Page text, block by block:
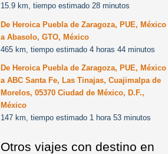
15.9 km, tiempo estimado 28 minutos
De Heroica Puebla de Zaragoza, PUE, México
a Abasolo, GTO, México
465 km, tiempo estimado 4 horas 44 minutos
De Heroica Puebla de Zaragoza, PUE, México
a ABC Santa Fe, Las Tinajas, Cuajimalpa de
Morelos, 05370 Ciudad de México, D.F.,
México
147 km, tiempo estimado 1 hora 53 minutos
Otros viajes con destino en